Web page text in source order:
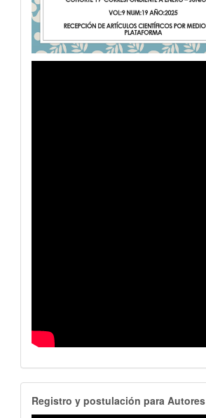
RegistroAutores
Registro y postulación para Autores